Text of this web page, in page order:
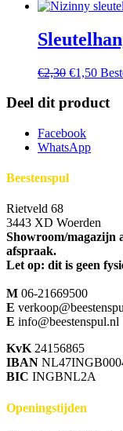
€2,30
was:
€1,50
is:
Deel dit product
Facebook
WhatsApp
Beestenspul
Rietveld 68
3443 XD Woerden
Showroom/magazijn
afspraak.
Let op: dit is geen
M 06-21669500
E
E info@beestenspul.nl
KvK24156865
IBAN
BIC INGBNL2A
Openingstijden